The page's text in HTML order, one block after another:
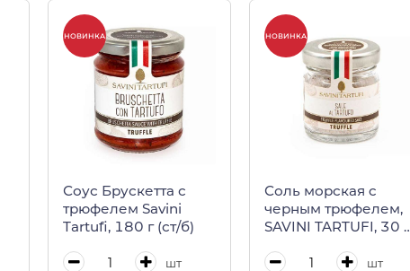
НОВИНКА
Соус Брускетта с
трюфелем Savini
Tartufi, 180 г (ст/б)
шт
НОВИНКА
Соль морская c
черным трюфелем,
SAVINI TARTUFI, 30 г
шт